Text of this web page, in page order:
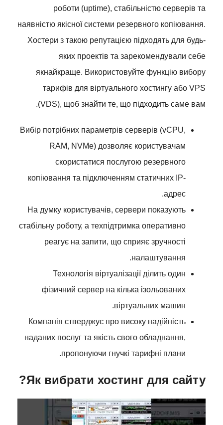
роботи (uptime), стабільністю серверів та
наявністю якісної системи резервного копіювання.
Хостери з такою репутацією підходять для будь-
яких проектів та зарекомендували себе
якнайкраще. Використовуйте функцію вибору
тарифів для віртуального хостингу або VPS
(VDS), щоб знайти те, що підходить саме вам.
Вибір потрібних параметрів серверів (vCPU,
RAM, NVMe) дозволяє користувачам
скористатися послугою резервного
копіювання та підключенням статичних IP-
адрес.
На думку користувачів, сервери показують
стабільну роботу, а техпідтримка оперативно
реагує на запити, що сприяє зручності
налаштування.
Технологія віртуалізації ділить один
фізичний сервер на кілька ізольованих
віртуальних машин.
Компанія стверджує про високу надійність
наданих послуг та якість свого обладнання,
пропонуючи гнучкі тарифні плани.
Як вибрати хостинг для сайту?